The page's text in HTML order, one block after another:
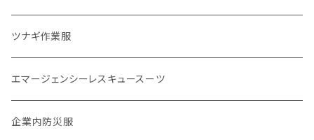
2024,1,1 能登半島地震
2024.9,21 能登北部豪雨
物資系
サバイバル系
タクティカル系
ツナギ作業服
エマージェンシーレスキュースーツ
企業内防災服